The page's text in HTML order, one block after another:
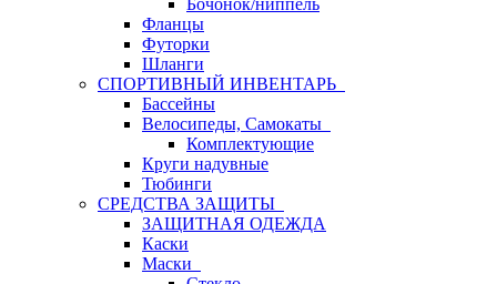
Бочонок/ниппель
Фланцы
Футорки
Шланги
СПОРТИВНЫЙ ИНВЕНТАРЬ
Бассейны
Велосипеды, Самокаты
Комплектующие
Круги надувные
Тюбинги
СРЕДСТВА ЗАЩИТЫ
ЗАЩИТНАЯ ОДЕЖДА
Каски
Маски